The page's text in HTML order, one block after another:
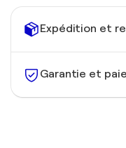
Expédition et
Garantie et